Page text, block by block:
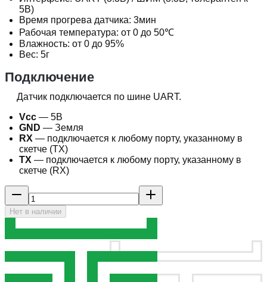
5В)
Время прогрева датчика: 3мин
Рабочая температура: от 0 до 50℃
Влажность: от 0 до 95%
Вес: 5г
Подключение
Датчик подключается по шине UART.
Vcc — 5В
GND — Земля
RX — подключается к любому порту, указанному в
скетче (TX)
TX — подключается к любому порту, указанному в
скетче (RX)
Нет в наличии